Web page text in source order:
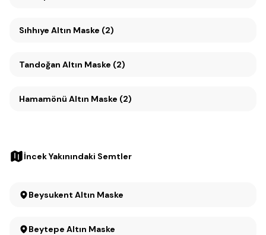
Sıhhıye Altın Maske (2)
Tandoğan Altın Maske (2)
Hamamönü Altın Maske (2)
İncek Yakınındaki Semtler
Beysukent Altın Maske
Beytepe Altın Maske